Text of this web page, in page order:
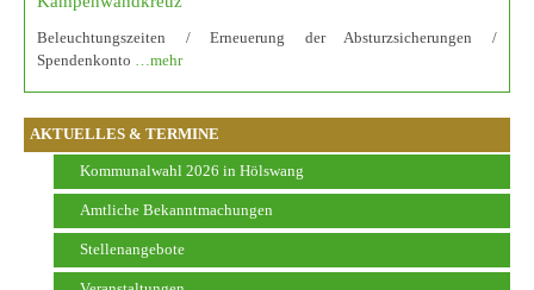
AKTUELLES & TERMINE
Kommunalwahl 2026 in Hölswang
Amtliche Bekanntmachungen
Stellenangebote
Beleuchtungszeiten / Erneuerung der Absturzsicherungen /
Spendenkonto …mehr